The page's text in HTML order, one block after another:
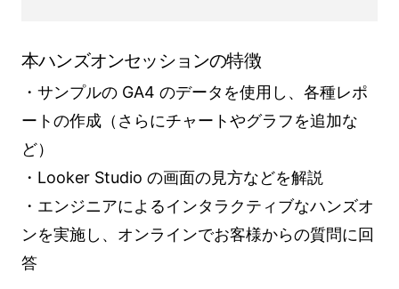
本ハンズオンセッションの特徴
・サンプルの GA4 のデータを使用し、各種レポ
ートの作成（さらにチャートやグラフを追加な
ど）
・Looker Studio の画面の見方などを解説
・エンジニアによるインタラクティブなハンズオ
ンを実施し、オンラインでお客様からの質問に回
答